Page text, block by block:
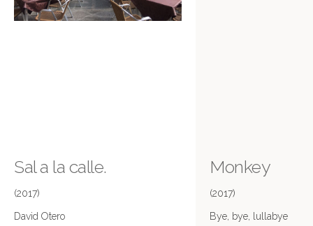
Sal a la calle.
(2017)
David Otero
Monkey
(2017)
Bye, bye, lullabye